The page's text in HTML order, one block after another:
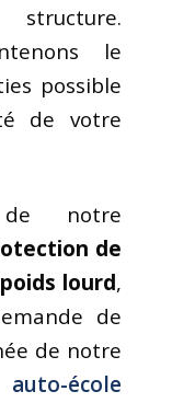
le
possible
de votre
de notre
de
lourd,
de
de notre
école